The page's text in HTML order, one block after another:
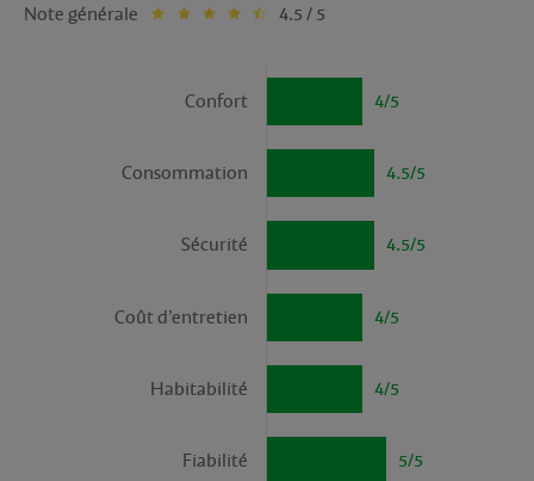
Note générale 4.5 / 5
4/5
Confort
4.5/5
Consommation
4.5/5
Sécurité
4/5
Coût d’entretien
4/5
Habitabilité
5/5
Fiabilité